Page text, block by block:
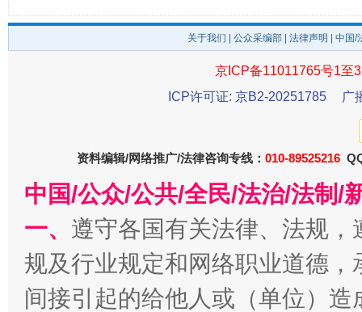
东山县通报“牛蛙产品抗生素超标问题” 法
千年窑火 生生不息
关于我们 公众采编部 法律声明 | 中国
京ICP备11011765号1至
ICP许可证: 京B2-20251785
广
资料编辑/网络推广/法律咨询专线： 010-89525216
中国/公众/公共/全民/法治/法制/
一、 遵守各国有关法律、法规
规及行业规定和网络职业道德
间接引起的给他人或（单位）